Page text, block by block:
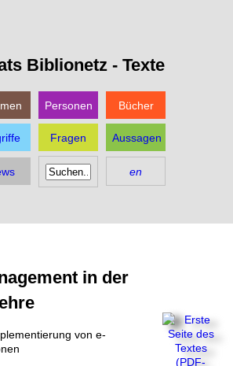
Biblionetz - Texte
Personen Bücher
Fragen Aussagen
en
in der
von e-